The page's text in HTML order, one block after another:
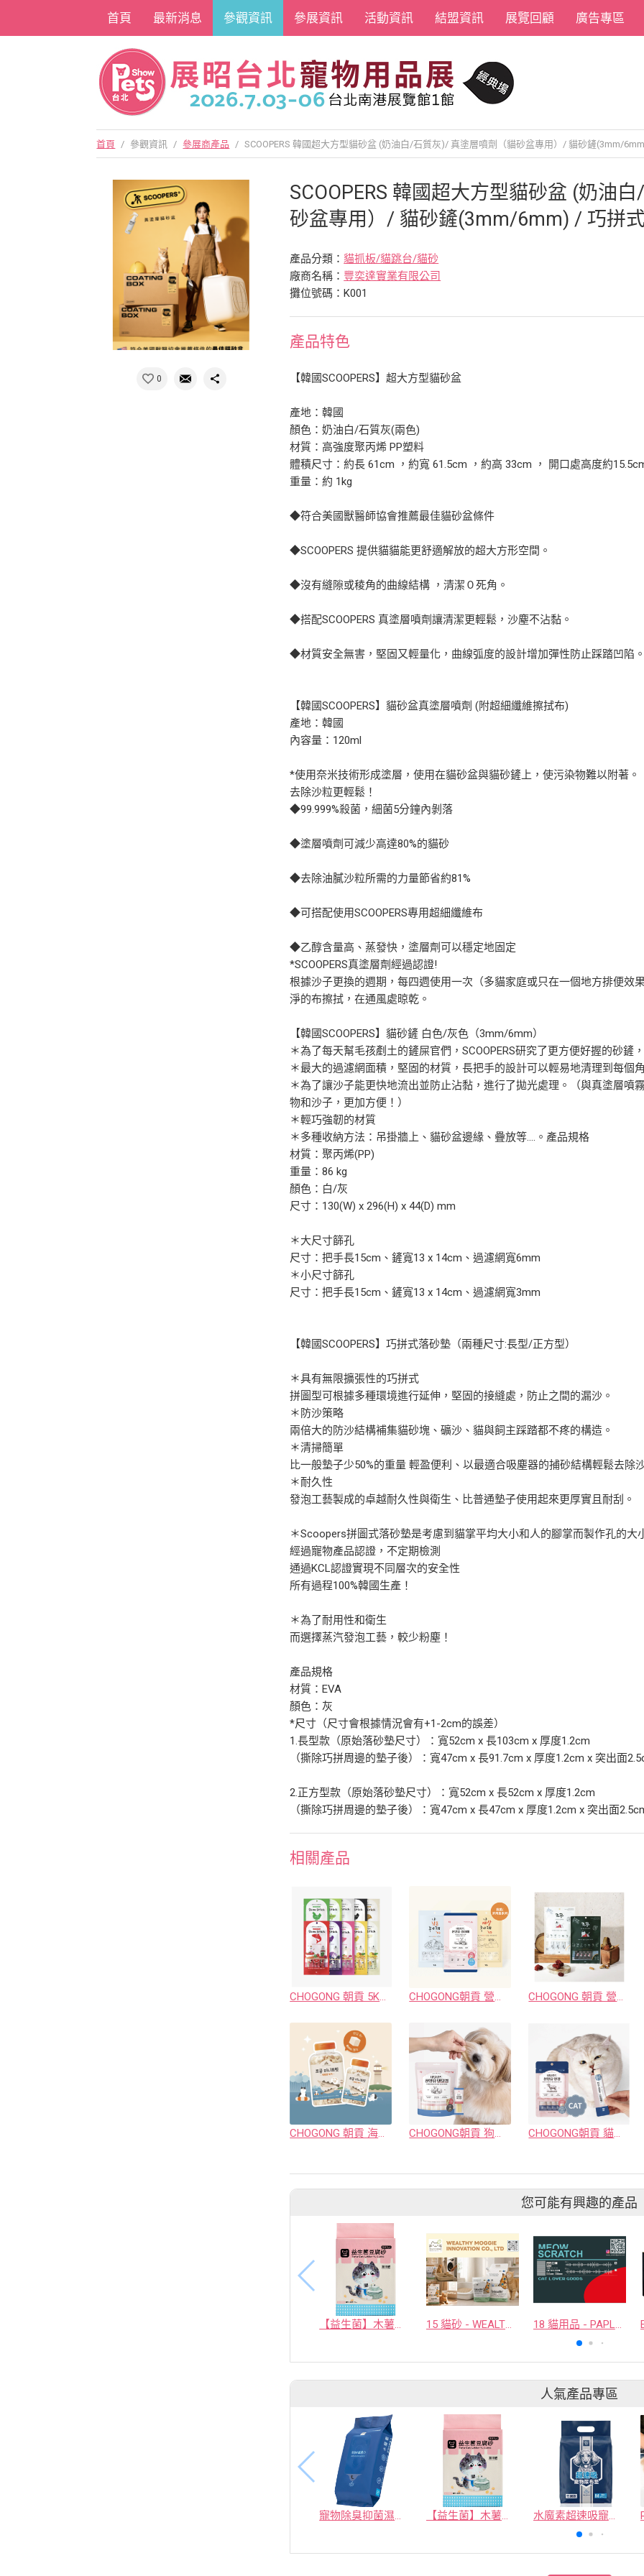
首頁 最新消息 參觀資訊 參展資訊 活動資訊 結盟資訊 展覽回顧 廣告專區
首頁 / 參觀資訊 / 參展商產品 / SCOOPERS 韓國超大方型貓砂盆 (奶油白/石質灰)/ 真塗層噴劑（貓砂盆專用）/ 貓砂鏟(3mm/
0
SCOOPERS 韓國超大方型貓砂盆 (奶油
砂盆專用）/ 貓砂鏟(3mm/6mm) / 巧拼
產品分類：貓抓板/貓跳台/貓砂
廠商名稱： 豐奕達實業有限公司
攤位號碼：K001
產品特色
【韓國SCOOPERS】超大方型貓砂盆
產地：韓國
顏色：奶油白/石質灰(兩色)
材質：高強度聚丙烯 PP塑料
體積尺寸：約長 61cm ，約寬 61.5cm ，約高 33cm ， 開口處高度約
重量：約 1kg
◆符合美國獸醫師協會推薦最佳貓砂盆條件
◆SCOOPERS 提供貓貓能更舒適解放的超大方形空間。
◆沒有縫隙或稜角的曲線結構 ，清潔０死角。
◆搭配SCOOPERS 真塗層噴劑讓清潔更輕鬆，沙塵不沾黏。
◆材質安全無害，堅固又輕量化，曲線弧度的設計增加彈性防止踩踏凹陷
【韓國SCOOPERS】貓砂盆真塗層噴劑 (附超細纖維擦拭布)
產地：韓國
內容量：120ml
*使用奈米技術形成塗層，使用在貓砂盆與貓砂鏟上，使污染物難以附著。
去除沙粒更輕鬆！
◆99.999%殺菌，細菌5分鐘內剝落
◆塗層噴劑可減少高達80%的貓砂
◆去除油膩沙粒所需的力量節省約81%
◆可搭配使用SCOOPERS專用超細纖維布
◆乙醇含量高、蒸發快，塗層劑可以穩定地固定
*SCOOPERS真塗層劑經過認證!
根據沙子更換的週期，每四週使用一次（多貓家庭或只在一個地方排便效
淨的布擦拭，在通風處晾乾。
【韓國SCOOPERS】貓砂鏟 白色/灰色（3mm/6mm）
＊為了每天幫毛孩剷土的鏟屎官們，SCOOPERS研究了更方便好握的砂鏟
＊最大的過濾網面積，堅固的材質，長把手的設計可以輕易地清理到每個
＊為了讓沙子能更快地流出並防止沾黏，進行了拋光處理。（與真塗層噴
物和沙子，更加方便！）
＊輕巧強韌的材質
＊多種收納方法：吊掛牆上、貓砂盆邊緣、疊放等....。產品規格
材質：聚丙烯(PP)
重量：86 kg
顏色：白/灰
尺寸：130(W) x 296(H) x 44(D) mm
＊大尺寸篩孔
尺寸：把手長15cm、鏟寬13 x 14cm、過濾網寬6mm
＊小尺寸篩孔
尺寸：把手長15cm、鏟寬13 x 14cm、過濾網寬3mm
【韓國SCOOPERS】巧拼式落砂墊（兩種尺寸:長型/正方型）
＊具有無限擴張性的巧拼式
拼圖型可根據多種環境進行延伸，堅固的接縫處，防止之間的漏沙。
＊防沙策略
兩倍大的防沙結構補集貓砂塊、礦沙、貓與飼主踩踏都不疼的構造。
＊清掃簡單
比一般墊子少50%的重量 輕盈便利、以最適合吸塵器的捕砂結構輕鬆去除
＊耐久性
發泡工藝製成的卓越耐久性與衛生、比普通墊子使用起來更厚實且耐刮。
＊Scoopers拼圖式落砂墊是考慮到貓掌平均大小和人的腳掌而製作孔的
經過寵物產品認證，不定期檢測
通過KCL認證實現不同層次的安全性
所有過程100%韓國生產！
＊為了耐用性和衛生
而選擇蒸汽發泡工藝，較少粉塵！
產品規格
材質：EVA
顏色：灰
*尺寸（尺寸會根據情況會有+1-2cm的誤差）
1.長型款（原始落砂墊尺寸）：寬52cm x 長103cm x 厚度1.2cm
（撕除巧拼周邊的墊子後）：寬47cm x 長91.7cm x 厚度1.2cm x 突出面
2.正方型款（原始落砂墊尺寸）：寬52cm x 長52cm x 厚度1.2cm
（撕除巧拼周邊的墊子後）：寬47cm x 長47cm x 厚度1.2cm x 突出面
相關產品
CHOGONG 朝貢 5KM 營養蔬果肉泥系列（14gx4入） CHOGONG朝貢 營養肉泥 濟州島系列/ 我愛系列 ( 犬貓用 ) CHOGONG 朝貢 營養肉泥 慢燉系列 (犬貓用)
CHOGONG 朝貢 海鮮凍乾系列 (犬貓用) CHOGONG朝貢 狗狗專區🐶 ( 山羊奶口味潔牙骨/荷蘭山羊奶羊羹 ) CHOGONG朝貢 貓貓專區🐱(Philo主食罐/Sophy貓副食罐/荷蘭山羊奶果凍)
您可能有興趣的產品
【益生菌】木薯豆腐砂/豆腐砂 (1包最低$119起)抽貓砂機 15 貓砂 - WEALTHY MOGGIE INNOVATION CO., LTD. 18 貓用品 - PAPLUTO CO., LTD
人氣產品專區
寵物除臭抑菌濕紙巾／30抽／無味【4包100】 【益生菌】木薯豆腐砂/豆腐砂 (1包最低$119起)抽貓砂機 水魔素超速吸寵物尿布墊買1送1